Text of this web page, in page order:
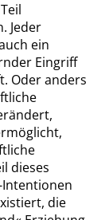
Jeder
ein
Eingriff
Oder anders
dieses
die